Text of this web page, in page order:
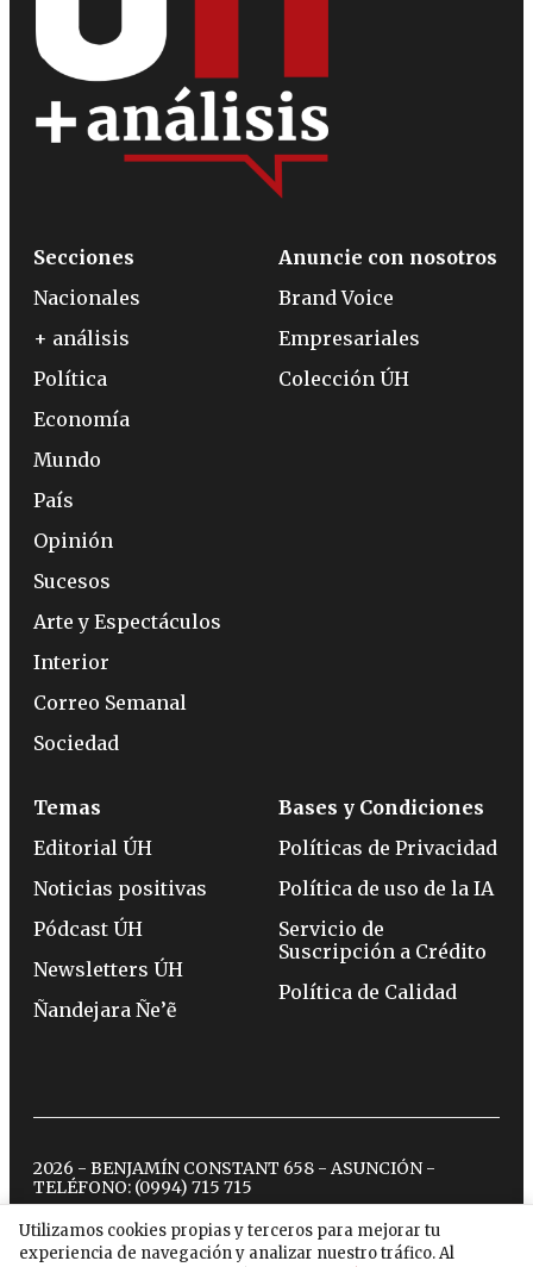
Utilizamos cookies propias y terceros para mejorar tu
experiencia de navegación y analizar nuestro tráfico. Al
Secciones
Nacionales
+ análisis
Política
Economía
Mundo
País
Opinión
Sucesos
Arte y Espectáculos
Interior
Correo Semanal
Sociedad
Anuncie con nosotros
Brand Voice
Empresariales
Colección ÚH
Temas
Editorial ÚH
Noticias positivas
Pódcast ÚH
Newsletters ÚH
Ñandejara Ñe’ẽ
Bases y Condiciones
Políticas de Privacidad
Política de uso de la IA
Servicio de
Suscripción a Crédito
Política de Calidad
2026 - BENJAMÍN CONSTANT 658 - ASUNCIÓN -
TELÉFONO: (0994) 715 715